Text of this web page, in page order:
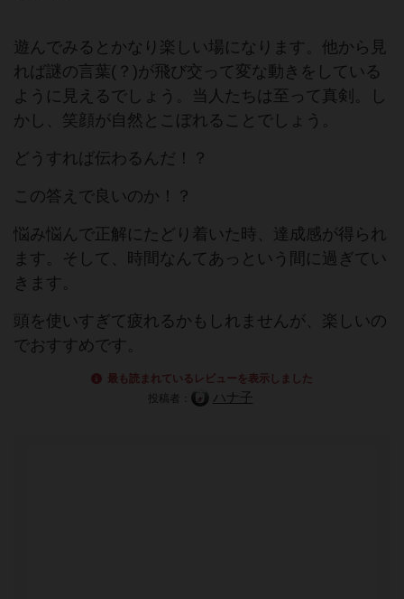
遊んでみるとかなり楽しい場になります。他から見
れば謎の言葉(？)が飛び交って変な動きをしている
ように見えるでしょう。当人たちは至って真剣。し
かし、笑顔が自然とこぼれることでしょう。
どうすれば伝わるんだ！？
この答えで良いのか！？
悩み悩んで正解にたどり着いた時、達成感が得られ
ます。そして、時間なんてあっという間に過ぎてい
きます。
頭を使いすぎて疲れるかもしれませんが、楽しいの
でおすすめです。
最も読まれているレビューを表示しました
投稿者：
ハナ子